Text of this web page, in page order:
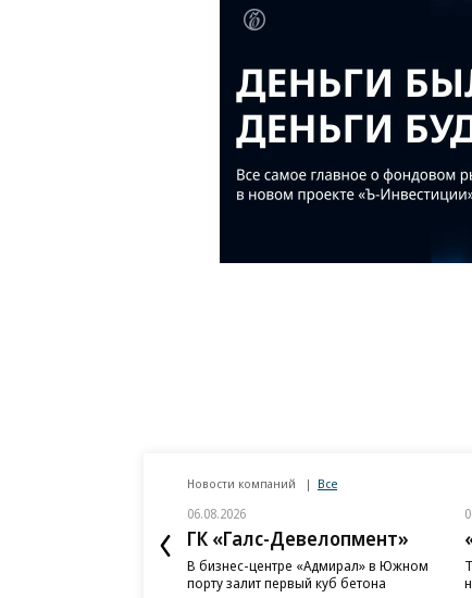
Новости компаний Все
06.08.2026
ГК «Галс-Девелопмент»
В бизнес-центре «Адмирал» в Южном
порту залит первый куб бетона